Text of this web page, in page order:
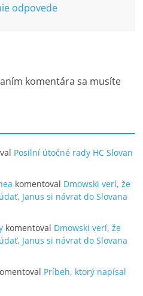
odpovede
komentára sa musíte
Posilní útočné rady HC Slovan
komentoval Dmowski verí, že
Janus si návrat do Slovana
komentoval Dmowski verí, že
Janus si návrat do Slovana
Príbeh, ktorý napísal